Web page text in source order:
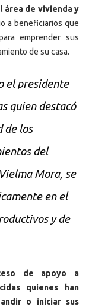
área de vivienda y
a beneficiarios que
emprender sus
de su casa.
el presidente
quien destacó
de los
del
Mora, se
en el
y de
de apoyo a
quienes han
o iniciar sus